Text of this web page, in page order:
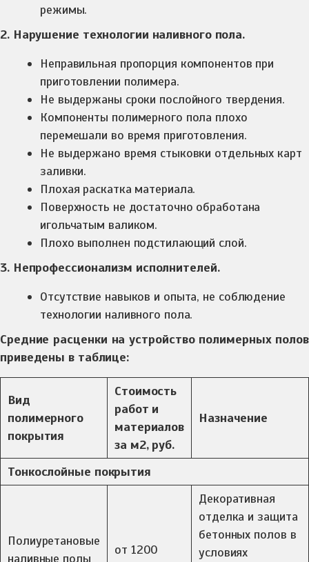
режимы.
2. Нарушение технологии наливного пола.
Неправильная пропорция компонентов при
приготовлении полимера.
Не выдержаны сроки послойного твердения.
Компоненты полимерного пола плохо
перемешали во время приготовления.
Не выдержано время стыковки отдельных карт
заливки.
Плохая раскатка материала.
Поверхность не достаточно обработана
игольчатым валиком.
Плохо выполнен подстилающий слой.
3. Непрофессионализм исполнителей.
Отсутствие навыков и опыта, не соблюдение
технологии наливного пола.
Средние расценки на устройство полимерных полов
приведены в таблице:
Вид
полимерного
покрытия
Стоимость
работ и
материалов
за м2, руб.
Назначение
Тонкослойные покрытия
Полиуретановые
наливные полы
от 1200
Декоративная
отделка и защита
бетонных полов в
условиях